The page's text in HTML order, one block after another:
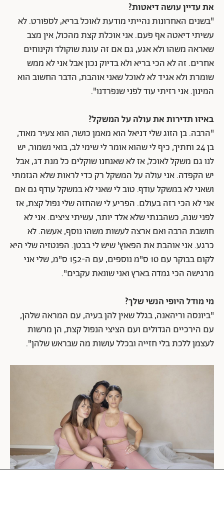
את עדיין עושה דיאטות?
"בשנים האחרונות נהייתי מודעת לאוכל בריא, לספורט. לא
עשיתי דיאטה אף פעם. אני אוכלת קצת מהכול, אין מצב
שאראה משהו ולא אגע, גם אם זה עוגת שוקולד וקינוחים
אחרים. זה לא הכי בריא ולא בדיוק נכון אבל אני לא ממש
שומרת ולא אגיד לא לאוכל שאני אוהבת, הדבר החשוב הוא
המינון. אני רזיתי עוד לפני שנפרדנו".
באיזו תדירות את עולה על המשקל?
"הרבה. בן הזוג שלי דניאל הוא מאמן כושר, הוא צעיר מאוד,
בן 24 וחתיך, כיף לי שהוא אומר לי שימי לב, בואי נשמור, יש
לנו גם משקל לאוכל, אז לא שאנחנו שוקלים כל מנת דג, אבל
יש הקפדה. אני עולה על המשקל רק כדי לראות שלא הגזמתי
ושאני לא במשקל עודף. טוב לי שאני לא במשקל עודף גם אם
אני לא הכי רזה בעולם. הפריע לי שהחזה שלי נפול קצת, אז
לפני שנה, כשהבנתי שלא אלד יותר, עשיתי ציצים. אני לא
חושבת הרבה ואם ארצה לעשות משהו נוסף, אעשה. לא
כרגע. אני אוהבת את הפאוץ' שיש לי בבטן. הפנטזיה שלי היא
לקום בבוקר עם 10 ס"מ נוספים, עם ה-152 ס"מ, שלי אני
מרגישה הכי גמדה בארץ ואני שונאת עקבים".
מי מודל היופי הנשי שלך?
"ביונסה וריהאנה, בגלל שאין להן בעיה, עם המראה שלהן,
עם הירכיים הגדולים ועם הציצי הנפול קצת, הן מרשות
לעצמן ללכת בלי חזייה ובכלל עושות מה שבראש שלהן".